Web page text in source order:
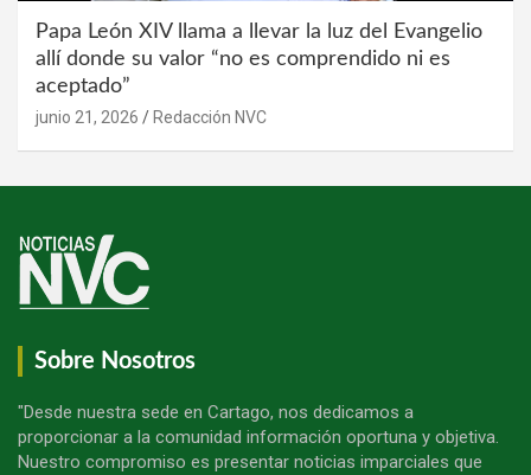
Papa León XIV llama a llevar la luz del Evangelio
allí donde su valor “no es comprendido ni es
aceptado”
junio 21, 2026 Redacción NVC
Sobre Nosotros
"Desde nuestra sede en Cartago, nos dedicamos a
proporcionar a la comunidad información oportuna y objetiva.
Nuestro compromiso es presentar noticias imparciales que